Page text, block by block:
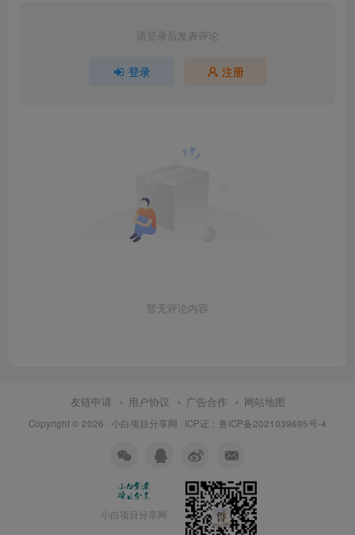
请登录后发表评论
登录 注册
暂无评论内容
友链申请 用户协议 广告合作 网站地图
Copyright © 2026 · 小白项目分享网 · ICP证： 鲁ICP备2021039695号-4
小白项目分享网